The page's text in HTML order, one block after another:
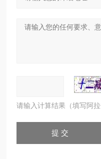
请输入计算结果（填写阿